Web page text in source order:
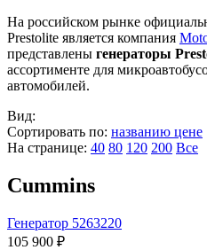
На российском рынке
Prestolite является компания
представлены генераторы
ассортименте для
автомобилей.
Вид:
Сортировать по: названию цене
На странице: 40 80 120 200 Все
Cummins
Генератор 5263220
105 900 ₽